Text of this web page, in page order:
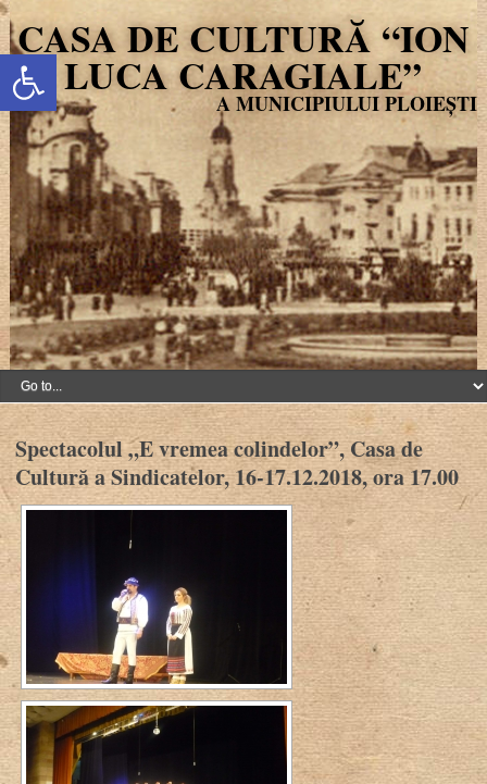
Deschide bara de unelte
CASA DE CULTURĂ “ION
LUCA CARAGIALE”
Spectacolul „E vremea colindelor”, Casa de
Cultură a Sindicatelor, 16-17.12.2018, ora 17.00